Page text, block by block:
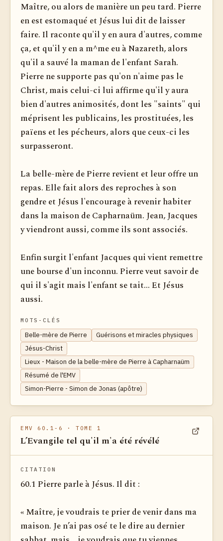
Maître, ou alors de manière un peu tard. Pierre
en est estomaqué et Jésus lui dit de laisser
faire. Il raconte qu'il y en aura d'autres, comme
ça, et qu'il y en a m^me eu à Nazareth, alors
qu'il a sauvé la maman de l'enfant Sarah.
Pierre ne supporte pas qu'on n'aime pas le
Christ, mais celui-ci lui affirme qu'il y aura
bien d'autres animosités, dont les "saints" qui
méprisent les publicains, les prostituées, les
païens et les pécheurs, alors que ceux-ci les
surpasseront.
La belle-mère de Pierre revient et leur offre un
repas. Elle fait alors des reproches à son
gendre et Jésus l'encourage à revenir habiter
dans la maison de Capharnaüm. Jean, Jacques
y viendront aussi, comme ils sont associés.
Enfin surgit l'enfant Jacques qui vient remettre
une bourse d'un inconnu. Pierre veut savoir de
qui il s'agit mais l'enfant se tait... Et Jésus
aussi.
MOTS-CLÉS
Belle-mère de Pierre
Guérisons et miracles physiques
Jésus-Christ
Lieux - Maison de la belle-mère de Pierre à Capharnaüm
Résumé de l'EMV
Simon-Pierre - Simon de Jonas (apôtre)
EMV 60.1-6 · TOME 1
L’Evangile tel qu'il m'a été révélé
CITATION
60.1 Pierre parle à Jésus. Il dit :
« Maître, je voudrais te prier de venir dans ma
maison. Je n’ai pas osé te le dire au dernier